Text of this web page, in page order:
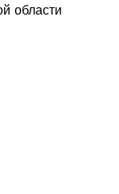
области